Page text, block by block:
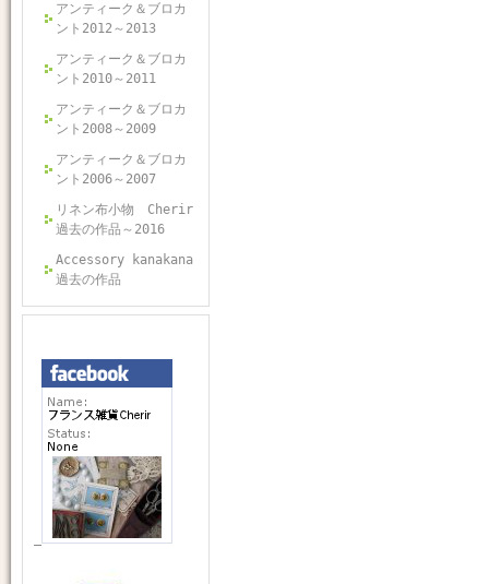
アンティーク＆ブロカ
ント2012～2013
アンティーク＆ブロカ
ント2010～2011
アンティーク＆ブロカ
ント2008～2009
アンティーク＆ブロカ
ント2006～2007
リネン布小物 Cherir
過去の作品～2016
Accessory kanakana
過去の作品